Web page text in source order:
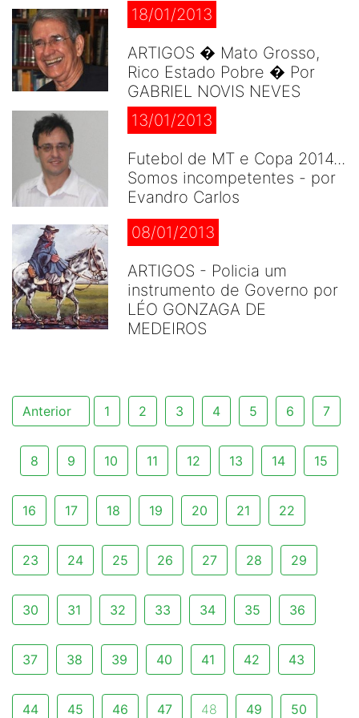
18/01/2013
ARTIGOS � Mato Grosso,
Rico Estado Pobre � Por
GABRIEL NOVIS NEVES
13/01/2013
Futebol de MT e Copa 2014...
Somos incompetentes - por
Evandro Carlos
08/01/2013
ARTIGOS - Policia um
instrumento de Governo por
LÉO GONZAGA DE
MEDEIROS
Anterior 1 2 3 4 5 6 7
8 9 10 11 12 13 14 15
16 17 18 19 20 21 22
23 24 25 26 27 28 29
30 31 32 33 34 35 36
37 38 39 40 41 42 43
44 45 46 47 48 49 50